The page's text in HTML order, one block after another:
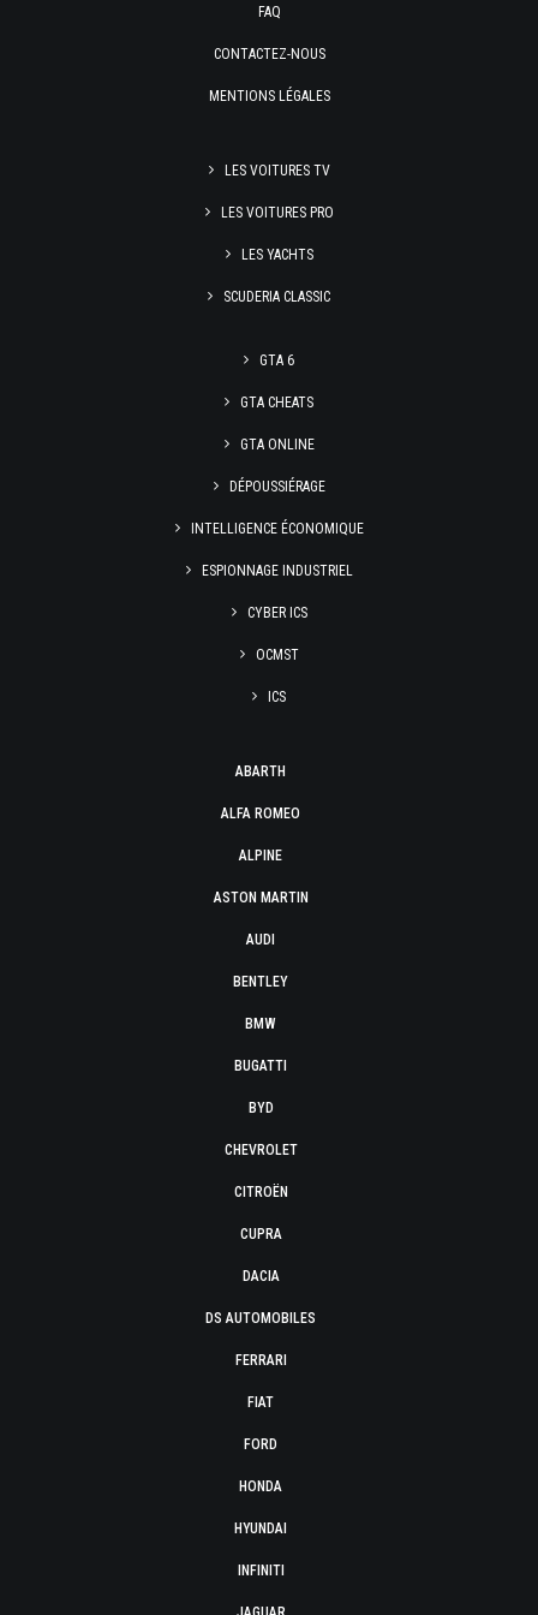
FAQ
CONTACTEZ-NOUS
MENTIONS LÉGALES
LES VOITURES TV
LES VOITURES PRO
LES YACHTS
SCUDERIA CLASSIC
GTA 6
GTA CHEATS
GTA ONLINE
DÉPOUSSIÉRAGE
INTELLIGENCE ÉCONOMIQUE
ESPIONNAGE INDUSTRIEL
CYBER ICS
OCMST
ICS
ABARTH
ALFA ROMEO
ALPINE
ASTON MARTIN
AUDI
BENTLEY
BMW
BUGATTI
BYD
CHEVROLET
CITROËN
CUPRA
DACIA
DS AUTOMOBILES
FERRARI
FIAT
FORD
HONDA
HYUNDAI
INFINITI